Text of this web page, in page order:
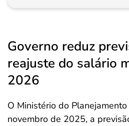
Governo reduz
reajuste do salário
2026
O Ministério do
novembro de 2025, a